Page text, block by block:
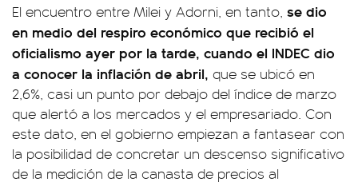
El encuentro entre Milei y Adorni, en tanto, se dio
en medio del respiro económico que recibió el
oficialismo ayer por la tarde, cuando el INDEC dio
a conocer la inflación de abril, que se ubicó en
2,6%, casi un punto por debajo del índice de marzo
que alertó a los mercados y el empresariado. Con
este dato, en el gobierno empiezan a fantasear con
la posibilidad de concretar un descenso significativo
de la medición de la canasta de precios al